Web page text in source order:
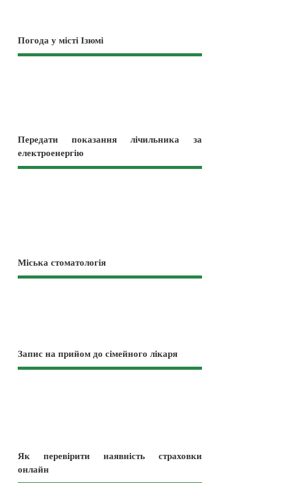
Погода у місті Ізюмі
Передати показання лічильника за
електроенергію
Міська стоматологія
Запис на прийом до сімейного лікаря
Як перевірити наявність страховки
онлайн